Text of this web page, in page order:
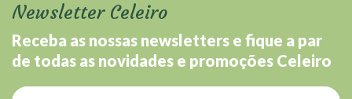
Newsletter Celeiro
Receba as nossas newsletters e fique a par
de todas as novidades e promoções Celeiro